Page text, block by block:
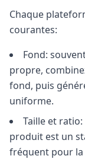
Chaque
courantes:
Fond:
propre,
fond, puis
uniforme.
Taille et
produit est un
fréquent pour